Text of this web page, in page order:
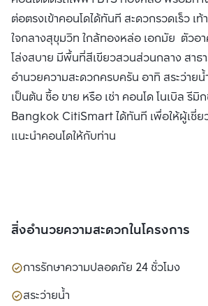
ต่อตรงเข้าคอนโดได้ทันที สะดวกรวดเร็ว เท้
ใจกลางสุขุมวิท ใกล้ทองหล่อ เอกมัย ตัวอาค
โล่งสบาย มีพื้นที่สีเขียวสวนส่วนกลาง สาธา
อำนวยความสะดวกครบครัน อาทิ สระว่ายน้
เป็นต้น ซื้อ ขาย หรือ เช่า คอนโด โนเบิล รีมิก
Bangkok CitiSmart ได้ทันที เพื่อให้ผู้เชี่ยว
แนะนำคอนโดให้กับท่าน
สิ่งอำนวยความสะดวกในโครงการ
การรักษาความปลอดภัย 24 ชั่วโมง
สระว่ายน้ำ